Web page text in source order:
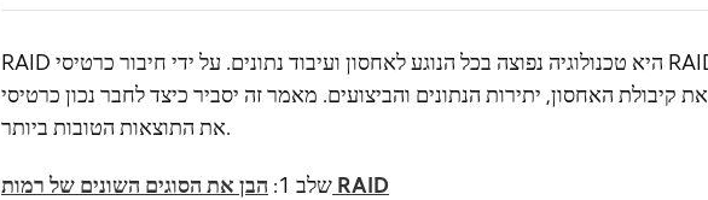
RAID היא טכנולוגיה נפוצה בכל הנוגע לאחסון ועיבוד נתונים. על ידי חיבור כרטיסי RAID בסדרות, אתה יכול להגדיל
את קיבולת האחסון, יתירות הנתונים והביצועים. מאמר זה יסביר כיצד לחבר נכון כרטיסי RAID בסדרות כדי להשיג
את התוצאות הטובות ביותר.
שלב 1: הבן את הסוגים השונים של רמות RAID